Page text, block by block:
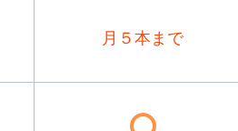
月５本まで